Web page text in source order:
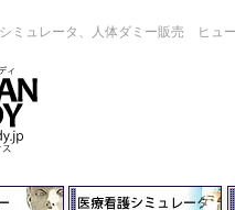
ミュレータ、人体ダミー販売 ヒュ